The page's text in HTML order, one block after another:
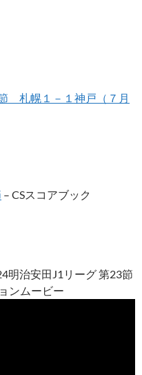
札幌１－１神戸（７月
– CSスコアブック
明治安田J1リーグ 第23節
ンムービー